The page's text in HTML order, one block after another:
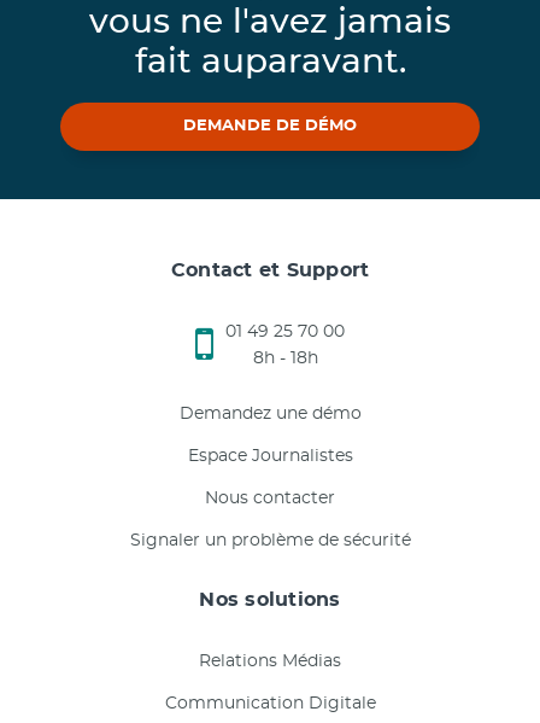
vous ne l'avez jamais
fait auparavant.
DEMANDE DE DÉMO
Contact et Support
01 49 25 70 00
8h - 18h
Demandez une démo
Espace Journalistes
Nous contacter
Signaler un problème de sécurité
Nos solutions
Relations Médias
Communication Digitale